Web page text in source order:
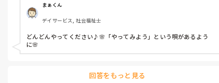
まぁくん
デイサービス, 社会福祉士
どんどんやってください♪🌸「やってみよう」という唄があるよう
に🌸
回答をもっと見る